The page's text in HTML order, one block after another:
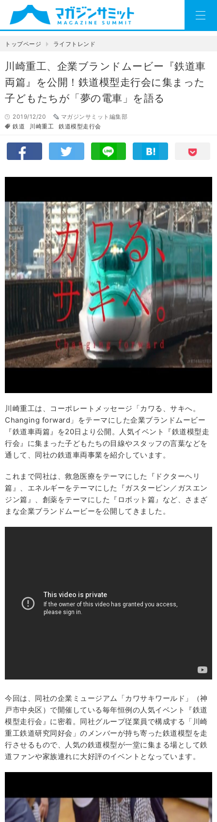
トップページ ライフトレンド
川崎重工、企業ブランドムービー『鉄道車
両篇』を公開！鉄道模型走行会に集まった
子どもたちが「夢の電車」を語る
2019/12/20
マガジンサミット編集部
鉄道
川崎重工 鉄道模型走行会
川崎重工は、コーポレートメッセージ「カワる、サキへ。
Changing forward」をテーマにした企業ブランドムービー
『鉄道車両篇』を20日より公開。人気イベント『鉄道模型走
行会』に集まった子どもたちの目線やスタッフの言葉などを
通して、同社の鉄道車両事業を紹介しています。
これまで同社は、救急医療をテーマにした『ドクターヘリ
篇』、エネルギーをテーマにした『ガスタービン／ガスエン
ジン篇』、創薬をテーマにした『ロボット篇』など、さまざ
まな企業ブランドムービーを公開してきました。
今回は、同社の企業ミュージアム「カワサキワールド」（神
戸市中央区）で開催している毎年恒例の人気イベント『鉄道
模型走行会』に密着。同社グループ従業員で構成する「川崎
重工鉄道研究同好会」のメンバーが持ち寄った鉄道模型を走
行させるもので、人気の鉄道模型が一堂に集まる場として鉄
道ファンや家族連れに大好評のイベントとなっています。